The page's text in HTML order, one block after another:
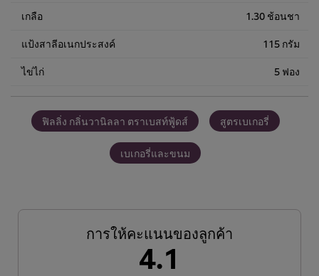
เกลือ 1.30 ช้อนชา
แป้งสาลีอเนกประสงค์ 115 กรัม
ไข่ไก่ 5 ฟอง
ฟิลลิ่ง กลิ่นวานิลลา ตราเบสท์ฟู้ดส์ สูตรเบเกอรี่
เบเกอรี่และขนม
การให้คะแนนของลูกค้า
4.1